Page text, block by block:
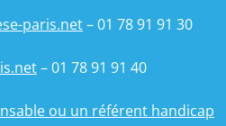
paris.net– 01 78 91 91 30
– 01 78 91 91 40
ou un référent handicap